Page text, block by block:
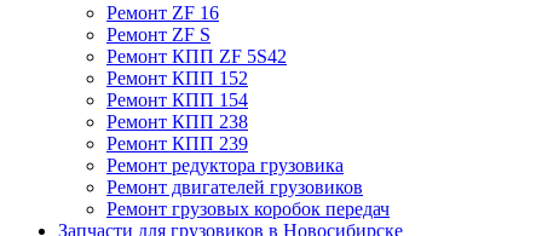
Ремонт ZF 16
Ремонт ZF S
Ремонт КПП ZF 5S42
Ремонт КПП 152
Ремонт КПП 154
Ремонт КПП 238
Ремонт КПП 239
Ремонт редуктора грузовика
Ремонт двигателей грузовиков
Ремонт грузовых коробок передач
Запчасти для грузовиков в Новосибирске